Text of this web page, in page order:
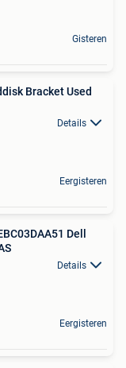
Gisteren
Bracket Used
Details
Eergisteren
Dell
Details
Eergisteren